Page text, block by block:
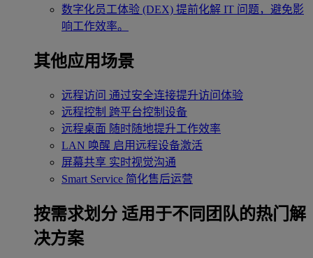
数字化员工体验 (DEX) 提前化解 IT 问题，避免影
响工作效率。
其他应用场景
远程访问 通过安全连接提升访问体验
远程控制 跨平台控制设备
远程桌面 随时随地提升工作效率
LAN 唤醒 启用远程设备激活
屏幕共享 实时视觉沟通
Smart Service 简化售后运营
按需求划分 适用于不同团队的热门解
决方案